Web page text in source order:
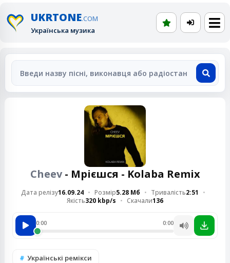
UKRTONE.COM
Українська музика
Cheev- Мрієшся - Kolaba Remix
Дата релізу16.09.24 Розмір5.28 Мб Тривалість2:51
Якість320 kbp/s Скачали136
0:00 0:00
Українські ремікси